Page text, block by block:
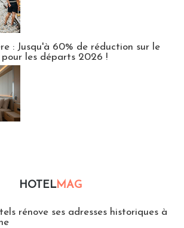
: Jusqu'à 60% de réduction sur le
les départs 2026 !
HOTELMAG
rénove ses adresses historiques à